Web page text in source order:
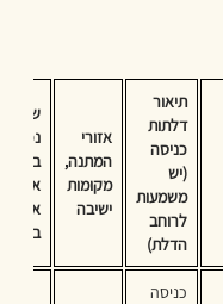
תיאור
דלתות
כניסה
(יש
משמעות
לרוחב
הדלת)
אזורי
המתנה,
מקומות
ישיבה
שירותי
נכים
בעסק
או
או
בקומה
כניסה